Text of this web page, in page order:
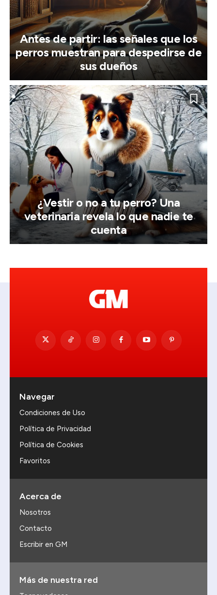
Antes de partir: las señales que los
perros muestran para despedirse de
sus dueños
¿Vestir o no a tu perro? Una
veterinaria revela lo que nadie te
cuenta
Navegar
Condiciones de Uso
Política de Privacidad
Política de Cookies
Favoritos
Acerca de
Nosotros
Contacto
Escribir en GM
Más de nuestra red